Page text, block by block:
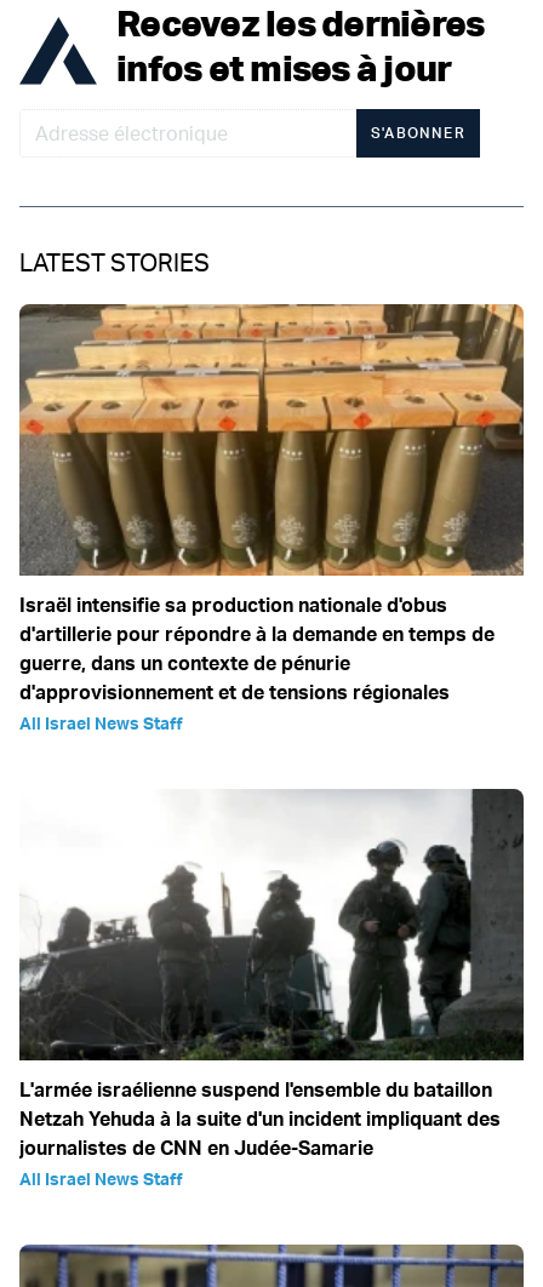
Recevez les dernières
infos et mises à jour
S'ABONNER
LATEST STORIES
Israël intensifie sa production nationale d'obus
d'artillerie pour répondre à la demande en temps de
guerre, dans un contexte de pénurie
d'approvisionnement et de tensions régionales
All Israel News Staff
L'armée israélienne suspend l'ensemble du bataillon
Netzah Yehuda à la suite d'un incident impliquant des
journalistes de CNN en Judée-Samarie
All Israel News Staff